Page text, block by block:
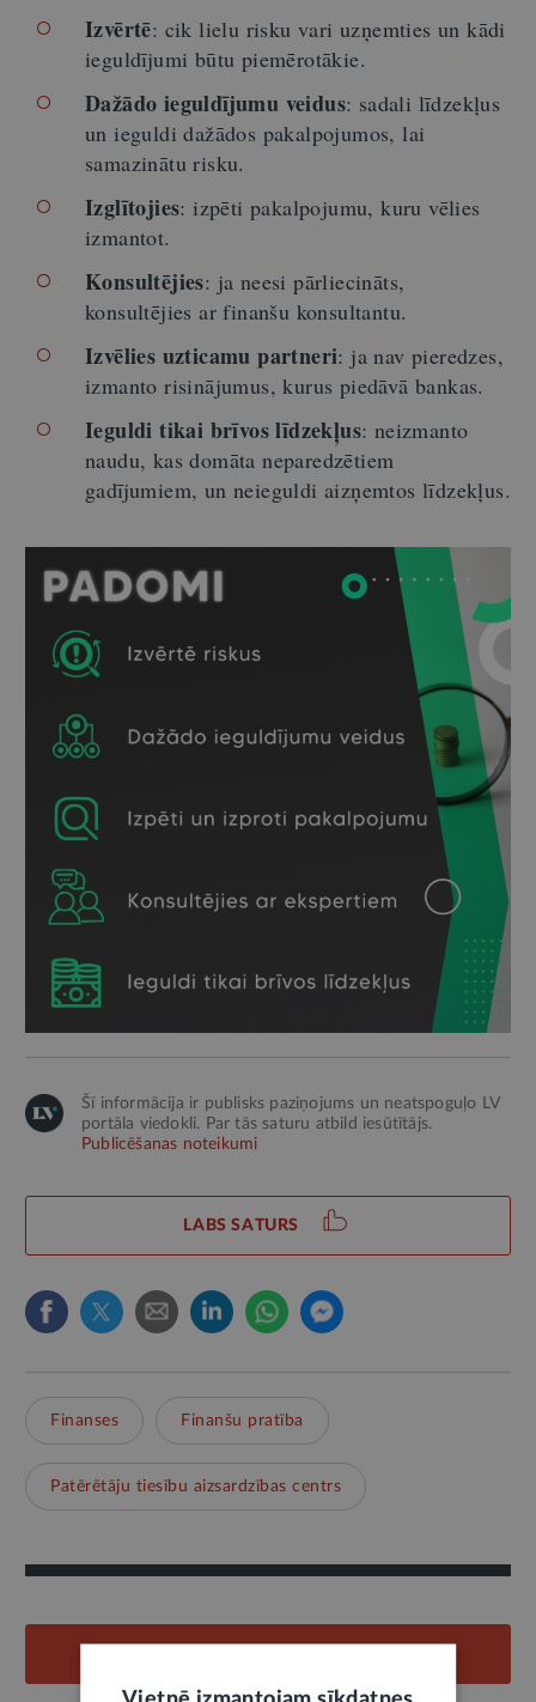
Izvērtē: cik lielu risku vari uzņemties un kādi
ieguldījumi būtu piemērotākie.
Dažādo ieguldījumu veidus: sadali līdzekļus
un ieguldi dažādos pakalpojumos, lai
samazinātu risku.
Izglītojies: izpēti pakalpojumu, kuru vēlies
izmantot.
Konsultējies: ja neesi pārliecināts,
konsultējies ar finanšu konsultantu.
Izvēlies uzticamu partneri: ja nav pieredzes,
izmanto risinājumus, kurus piedāvā bankas.
Ieguldi tikai brīvos līdzekļus: neizmanto
naudu, kas domāta neparedzētiem
gadījumiem, un neieguldi aizņemtos līdzekļus.
Šī informācija ir publisks paziņojums un neatspoguļo LV
portāla viedokli. Par tās saturu atbild iesūtītājs.
Publicēšanas noteikumi
LABS SATURS
Finanses Finanšu pratība
Patērētāju tiesību aizsardzības centrs